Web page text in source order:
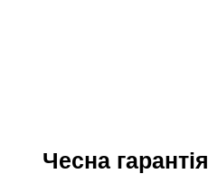
Чесна гарантія